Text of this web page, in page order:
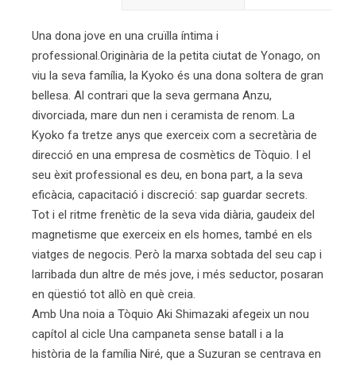
Una dona jove en una cruïlla íntima i
professional.Originària de la petita ciutat de Yonago, on
viu la seva família, la Kyoko és una dona soltera de gran
bellesa. Al contrari que la seva germana Anzu,
divorciada, mare dun nen i ceramista de renom. La
Kyoko fa tretze anys que exerceix com a secretària de
direcció en una empresa de cosmètics de Tòquio. I el
seu èxit professional es deu, en bona part, a la seva
eficàcia, capacitació i discreció: sap guardar secrets.
Tot i el ritme frenètic de la seva vida diària, gaudeix del
magnetisme que exerceix en els homes, també en els
viatges de negocis. Però la marxa sobtada del seu cap i
larribada dun altre de més jove, i més seductor, posaran
en qüestió tot allò en què creia.
Amb Una noia a Tòquio Aki Shimazaki afegeix un nou
capítol al cicle Una campaneta sense batall i a la
història de la família Niré, que a Suzuran se centrava en